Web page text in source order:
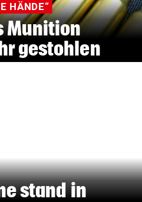
HÄNDE“
Munition
gestohlen
stand in